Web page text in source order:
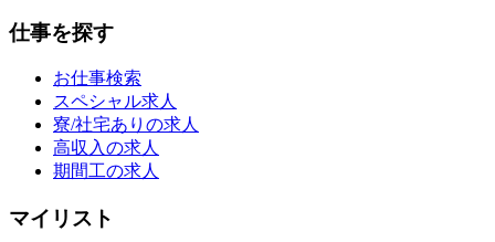
仕事を探す
お仕事検索
スペシャル求人
寮/社宅ありの求人
高収入の求人
期間工の求人
マイリスト